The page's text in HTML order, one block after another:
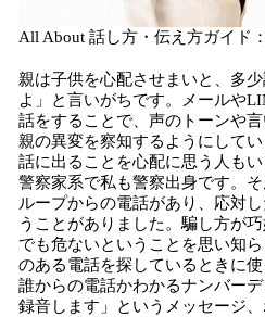
All About 話し方・伝え方ガイド
親は子供を心配させまいと、多
よ」と言いがちです。メールや
話をすることで、声のトーンや
親の異変を察知するようにして
話に出ることを心配に思う人も
警察家系で私も警察出身です。
ループからの電話があり、応対
うことがありました。騙し方が
でも危ないということを思い知
のある電話を探しているときに
誰からの電話かわかるナンバー
録音します」というメッセージ